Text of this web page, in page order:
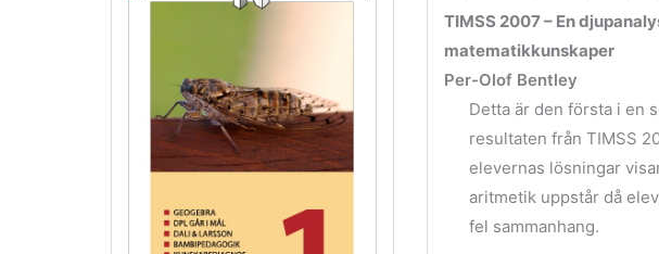
TIMSS 2007 – En
matematikkunskaper
Per-Olof Bentley
Detta är den första i en
resultaten från TIMSS
elevernas lösningar
aritmetik uppstår då
fel sammanhang.